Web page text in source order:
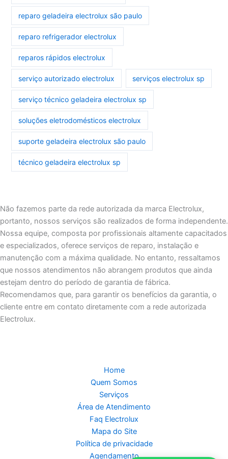
reparo geladeira electrolux são paulo
reparo refrigerador electrolux
reparos rápidos electrolux
serviço autorizado electrolux serviços electrolux sp
serviço técnico geladeira electrolux sp
soluções eletrodomésticos electrolux
suporte geladeira electrolux são paulo
técnico geladeira electrolux sp
Não fazemos parte da rede autorizada da marca Electrolux,
portanto, nossos serviços são realizados de forma independente.
Nossa equipe, composta por profissionais altamente capacitados
e especializados, oferece serviços de reparo, instalação e
manutenção com a máxima qualidade. No entanto, ressaltamos
que nossos atendimentos não abrangem produtos que ainda
estejam dentro do período de garantia de fábrica.
Recomendamos que, para garantir os benefícios da garantia, o
cliente entre em contato diretamente com a rede autorizada
Electrolux.
Home
Quem Somos
Serviços
Área de Atendimento
Faq Electrolux
Mapa do Site
Política de privacidade
Agendamento